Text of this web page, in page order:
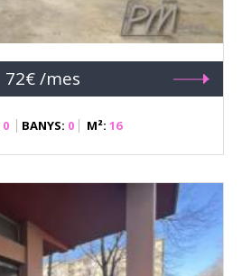
72€ /mes
0 BANYS: 0 M²: 16